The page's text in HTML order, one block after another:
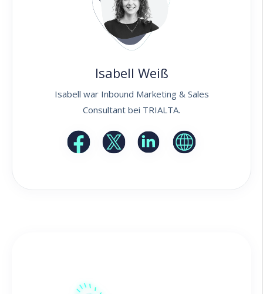
Isabell Weiß
Isabell war Inbound Marketing & Sales
Consultant bei TRIALTA.